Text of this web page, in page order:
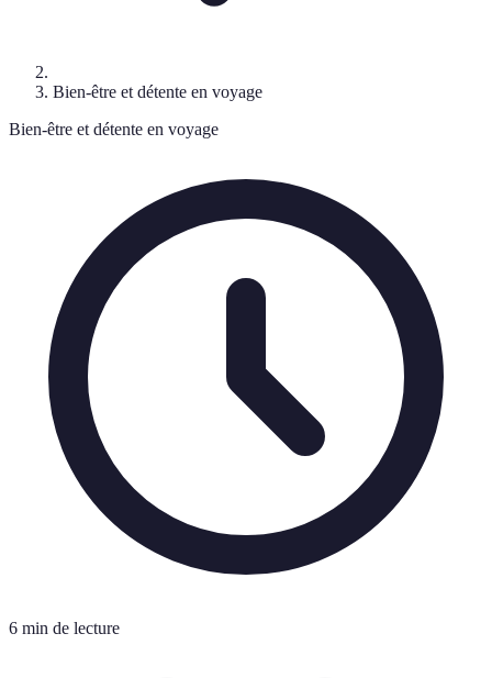
Bien-être et détente en voyage
Bien-être et détente en voyage
6 min de lecture